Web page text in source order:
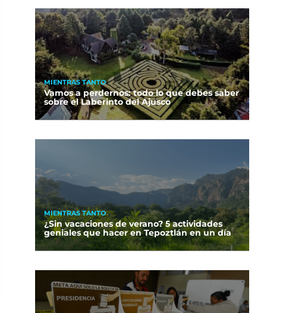
MIENTRAS TANTO
Vamos a perdernos: todo lo que debes saber
sobre el Laberinto del Ajusco
MIENTRAS TANTO
¿Sin vacaciones de verano? 5 actividades
geniales que hacer en Tepoztlán en un día